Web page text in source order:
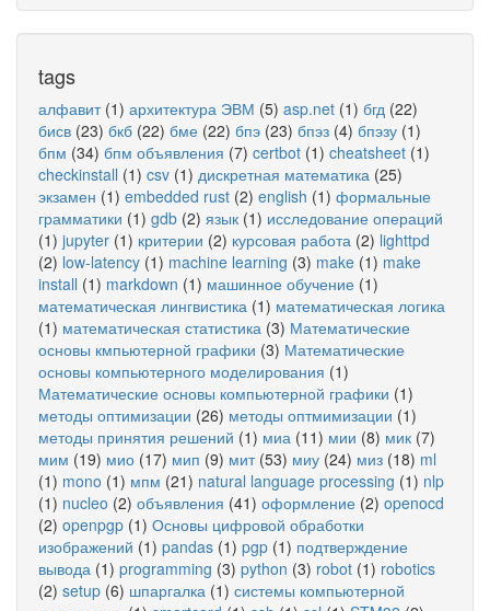
tags
алфавит(1) архитектура ЭВМ (5) asp.net (1) бгд (22)
бисв (23) бкб (22) бме (22) бпэ (23) бпэз (4) бпэзу (1)
бпм (34) бпм объявления (7) certbot (1) cheatsheet (1)
checkinstall (1) csv (1) дискретная математика (25)
экзамен (1) embedded rust (2) english (1) формальные
грамматики (1) gdb (2) язык (1) исследование операций
(1) jupyter (1) критерии (2) курсовая работа (2) lighttpd
(2) low-latency (1) machine learning (3) make (1) make
install (1) markdown (1) машинное обучение (1)
математическая лингвистика (1) математическая логика
(1) математическая статистика (3) Математические
основы кмпьютерной графики (3) Математические
основы компьютерного моделирования (1)
Математические основы компьютерной графики (1)
методы оптимизации (26) методы оптмимизации (1)
методы принятия решений (1) миа (11) мии (8) мик (7)
мим (19) мио (17) мип (9) мит(53) миу (24) миз (18) ml
(1) mono (1) мпм (21) natural language processing (1) nlp
(1) nucleo (2) объявления (41) оформление (2) openocd
(2) openpgp (1) Основы цифровой обработки
изображений (1) pandas (1) pgp (1) подтверждение
вывода (1) programming (3) python (3) robot (1) robotics
(2) setup (6) шпаргалка (1) системы компьютерной